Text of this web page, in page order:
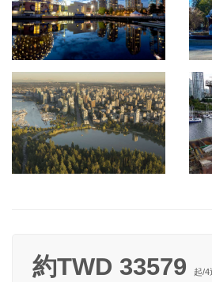
約TWD 33579 起/4